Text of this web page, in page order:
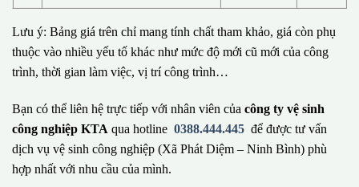
Lưu ý: Bảng giá trên chỉ mang tính chất tham khảo, giá còn phụ
thuộc vào nhiều yếu tố khác như mức độ mới cũ mới của công
trình, thời gian làm việc, vị trí công trình…
Bạn có thể liên hệ trực tiếp với nhân viên của công ty vệ sinh
công nghiệp KTA qua hotline 0388.444.445 để được tư vấn
dịch vụ vệ sinh công nghiệp (Xã Phát Diệm – Ninh Bình) phù
hợp nhất với nhu cầu của mình.